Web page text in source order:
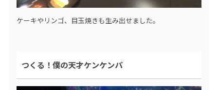
ケーキやリンゴ、目玉焼きも生み出せました。
つくる！僕の天才ケンケンパ